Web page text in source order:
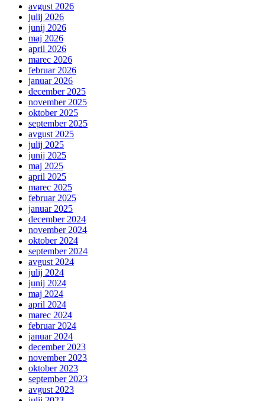
avgust 2026
julij 2026
junij 2026
maj 2026
april 2026
marec 2026
februar 2026
januar 2026
december 2025
november 2025
oktober 2025
september 2025
avgust 2025
julij 2025
junij 2025
maj 2025
april 2025
marec 2025
februar 2025
januar 2025
december 2024
november 2024
oktober 2024
september 2024
avgust 2024
julij 2024
junij 2024
maj 2024
april 2024
marec 2024
februar 2024
januar 2024
december 2023
november 2023
oktober 2023
september 2023
avgust 2023